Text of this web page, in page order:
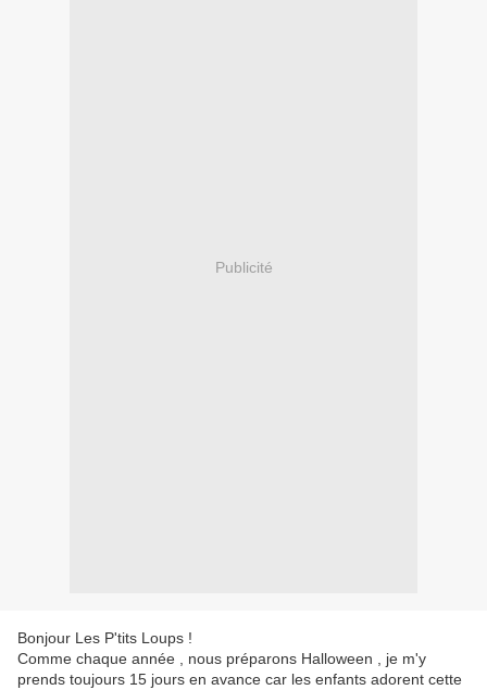
Publicité
Bonjour Les P'tits Loups !
Comme chaque année , nous préparons Halloween , je m'y
prends toujours 15 jours en avance car les enfants adorent cette